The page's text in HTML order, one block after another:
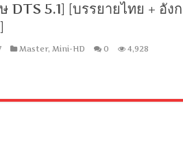
DTS 5.1] [บรรยายไทย + อั
Master, Mini-HD 0 4,928